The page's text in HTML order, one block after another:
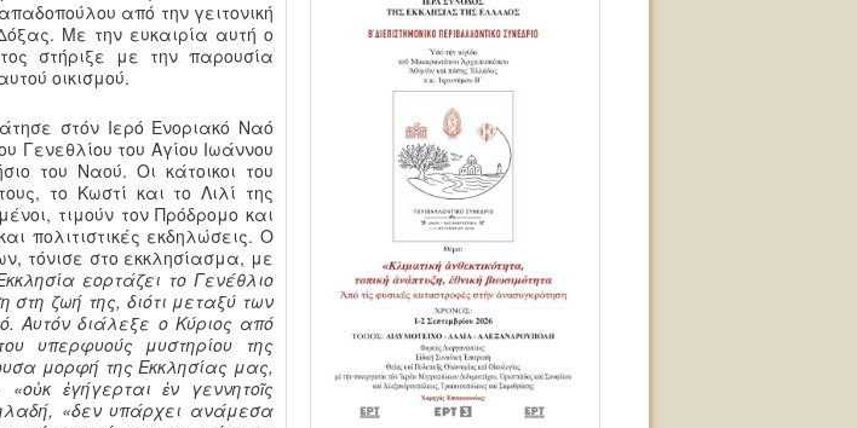
από την γειτονική
Με την ευκαιρία αυτή ο
στήριξε με την παρουσία
οικισμού.
στόν Ιερό Ενοριακό Ναό
Γενεθλίου του Αγίου Ιωάννου
του Ναού. Οι κάτοικοι του
το Κωστί και το Λιλί της
τιμούν τον Πρόδρομο και
πολιτιστικές εκδηλώσεις. Ο
τόνισε στο εκκλησίασμα, με
εορτάζει το Γενέθλιο
στη ζωή της, διότι μεταξύ των
Αυτόν διάλεξε ο Κύριος από
υπερφυούς μυστηρίου της
μορφή της Εκκλησίας μας,
ἐγήγερται ἐν γεννητοῖς
«δεν υπάρχει ανάμεσα